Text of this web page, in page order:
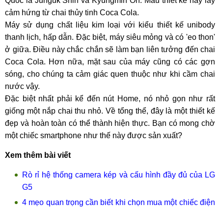
cảm hứng từ chai thủy tinh Coca Cola.
Máy sử dụng chất liệu kim loại với kiểu thiết kế unibody
thanh lịch, hấp dẫn. Đặc biệt, máy siêu mỏng và có 'eo thon'
ở giữa. Điều này chắc chắn sẽ làm bạn liên tưởng đến chai
Coca Cola. Hơn nữa, mặt sau của máy cũng có các gợn
sóng, cho chúng ta cảm giác quen thuộc như khi cầm chai
nước vậy.
Đặc biệt nhất phải kể đến nút Home, nó nhỏ gọn như rất
giống một nắp chai thu nhỏ. Về tổng thể, đây là một thiết kế
đẹp và hoàn toàn có thể thành hiện thực. Bạn có mong chờ
một chiếc smartphone như thế này được sản xuất?
Xem thêm bài viết
Rò rỉ hệ thống camera kép và cấu hình đầy đủ của LG
G5
4 mẹo quan trọng cần biết khi chọn mua một chiếc điện